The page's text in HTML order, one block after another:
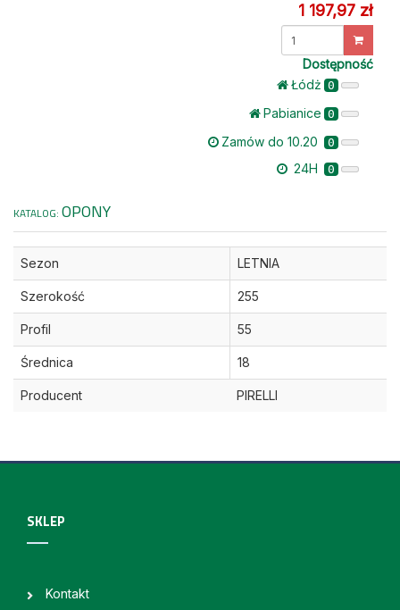
1 197,97 zł
Dostępność
Łódż 0
Pabianice 0
Zamów do 10.20 0
24H 0
KATALOG: OPONY
Sezon LETNIA
Szerokość 255
Profil 55
Średnica 18
Producent PIRELLI
SKLEP
Kontakt